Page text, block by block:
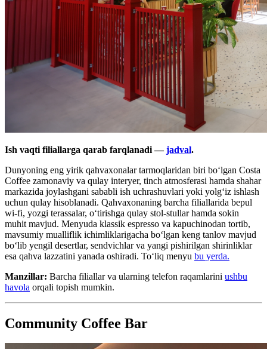
Ish vaqti filiallarga qarab farqlanadi —jadval.
Dunyoning eng yirik qahvaxonalar tarmoqlaridan biri bo‘lgan Costa
Coffee zamonaviy va qulay interyer, tinch atmosferasi hamda shahar
markazida joylashgani sababli ish uchrashuvlari yoki yolg‘iz ishlash
uchun qulay hisoblanadi. Qahvaxonaning barcha filiallarida bepul
wi-fi, yozgi terassalar, oʻtirishga qulay stol-stullar hamda sokin
muhit mavjud. Menyuda klassik espresso va kapuchinodan tortib,
mavsumiy mualliflik ichimliklarigacha bo‘lgan keng tanlov mavjud
boʻlib yengil desertlar, sendvichlar va yangi pishirilgan shirinliklar
esa qahva lazzatini yanada oshiradi. Toʻliq menyu bu yerda.
Manzillar: Barcha filiallar va ularning telefon raqamlarini ushbu
havola orqali topish mumkin.
Community Coffee Bar